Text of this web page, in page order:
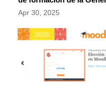
Apr 30, 2025